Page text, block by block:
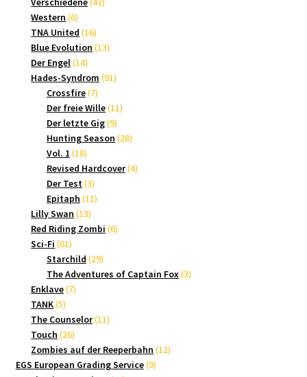
Western 66
Produkte
TNA United 1616
Produkte
Blue Evolution 1313
Der Engel 1414
Produkte
Hades-Syndrom 9191
Crossfire 77
Produkte
Der freie Wille 1111
Der letzte Gig 99
Produkte
Hunting Season 2828
Vol. 1 1818
Produkte
Revised Hardcover 44
Der Test 33
Produkte
Epitaph 1111
Lilly Swan 1313
Produkte
Red Riding Zombi 66
Sci-Fi 6161
Produkte
Starchild 2929
Produkte
The Adventures of Captain Fox 33
Enklave 77
TANK 55
Produkte
The Counselor 1111
Touch 2626
Produkte
Zombies auf der Reeperbahn 1212
EGS European Grading Service 99